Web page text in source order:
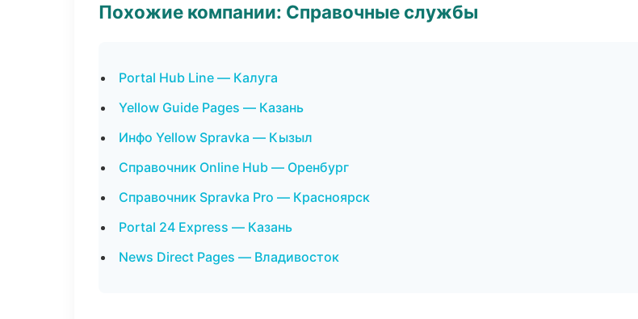
Похожие компании: Справочные службы
Portal Hub Line — Калуга
Yellow Guide Pages — Казань
Инфо Yellow Spravka — Кызыл
Справочник Online Hub — Оренбург
Справочник Spravka Pro — Красноярск
Portal 24 Express — Казань
News Direct Pages — Владивосток